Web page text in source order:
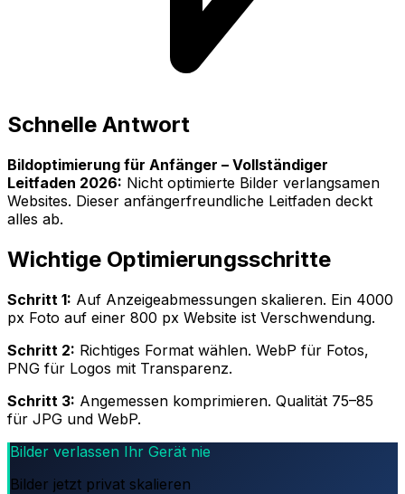
Schnelle Antwort
Bildoptimierung für Anfänger – Vollständiger
Leitfaden 2026: Nicht optimierte Bilder verlangsamen
Websites. Dieser anfängerfreundliche Leitfaden deckt
alles ab.
Wichtige Optimierungsschritte
Schritt 1: Auf Anzeigeabmessungen skalieren. Ein 4000
px Foto auf einer 800 px Website ist Verschwendung.
Schritt 2: Richtiges Format wählen. WebP für Fotos,
PNG für Logos mit Transparenz.
Schritt 3: Angemessen komprimieren. Qualität 75–85
für JPG und WebP.
Bilder verlassen Ihr Gerät nie
Bilder jetzt privat skalieren